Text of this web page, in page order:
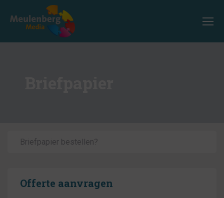
Briefpapier bestellen?
Offerte aanvragen